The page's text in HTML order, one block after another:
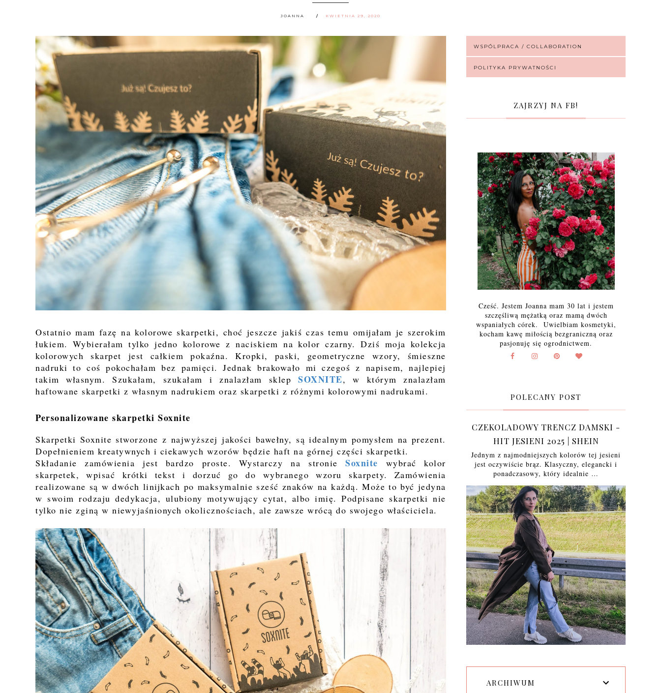
JOANNA KWIETNIA 29, 2020
Ostatnio mam fazę na kolorowe skarpetki, choć jeszcze jakiś czas temu omijałam je szerokim
łukiem. Wybierałam tylko jedno kolorowe z naciskiem na kolor czarny. Dziś moja kolekcja
kolorowych skarpet jest całkiem pokaźna. Kropki, paski, geometryczne wzory, śmieszne
nadruki to coś pokochałam bez pamięci. Jednak brakowało mi czegoś z napisem, najlepiej
takim własnym. Szukałam, szukałam i znalazłam sklepSOXNITE, w którym znalazłam
haftowane skarpetki z własnym nadrukiem oraz skarpetki z różnymi kolorowymi nadrukami.
Personalizowane skarpetki Soxnite
Skarpetki Soxnite stworzone z najwyższej jakości bawełny, są idealnym pomysłem na prezent.
Dopełnieniem kreatywnych i ciekawych wzorów będzie haft na górnej części skarpetki.
Składanie zamówienia jest bardzo proste. Wystarczy na stronieSoxnite wybrać kolor
skarpetek, wpisać krótki tekst i dorzuć go do wybranego wzoru skarpety. Zamówienia
realizowane są w dwóch linijkach po maksymalnie sześć znaków na każdą. Może to być jedyna
w swoim rodzaju dedykacja, ulubiony motywujący cytat, albo imię. Podpisane skarpetki nie
tylko nie zginą w niewyjaśnionych okolicznościach, ale zawsze wrócą do swojego właściciela.
WSPÓLPRACA / COLLABORATION
POLITYKA PRYWATNOŚCI
ZAJRZYJ NA FB!
Cześć. Jestem Joanna mam 30 lat i jestem
szczęśliwą mężatką oraz mamą dwóch
wspaniałych córek. Uwielbiam kosmetyki,
kocham kawę miłością bezgraniczną oraz
pasjonuję się ogrodnictwem.
POLECANY POST
CZEKOLADOWY TRENCZ DAMSKI -
HIT JESIENI 2025 | SHEIN
Jednym z najmodniejszych kolorów tej jesieni
jest oczywiście brąz. Klasyczny, elegancki i
ponadczasowy, który idealnie …
ARCHIWUM